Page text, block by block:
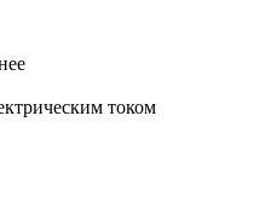
током